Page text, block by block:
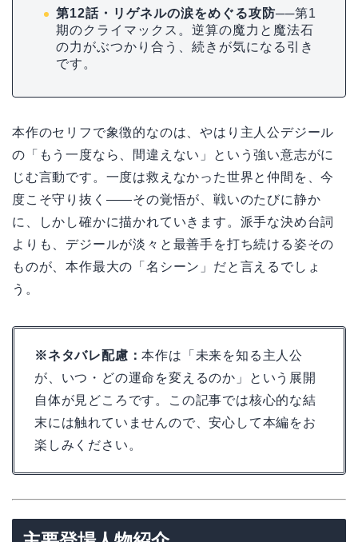
第12話・リゲネルの涙をめぐる攻防──第1
期のクライマックス。逆算の魔力と魔法石
の力がぶつかり合う、続きが気になる引き
です。
本作のセリフで象徴的なのは、やはり主人公デジール
の「もう一度なら、間違えない」という強い意志がに
じむ言動です。一度は救えなかった世界と仲間を、今
度こそ守り抜く――その覚悟が、戦いのたびに静か
に、しかし確かに描かれていきます。派手な決め台詞
よりも、デジールが淡々と最善手を打ち続ける姿その
ものが、本作最大の「名シーン」だと言えるでしょ
う。
※ネタバレ配慮：本作は「未来を知る主人公
が、いつ・どの運命を変えるのか」という展開
自体が見どころです。この記事では核心的な結
末には触れていませんので、安心して本編をお
楽しみください。